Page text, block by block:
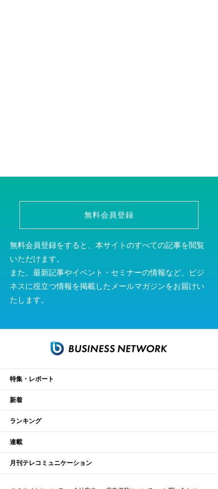
無料会員登録
無料会員登録をすると、本サイトのすべての記事を閲覧
いただけます。
また、最新記事やイベント・セミナーの情報など、ビジ
ネスに役立つ情報を掲載したメールマガジンをお届けい
たします。
特集・レポート
新着
ランキング
連載
月刊テレコミュニケーション